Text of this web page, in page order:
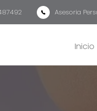
Asesoria
Inicio